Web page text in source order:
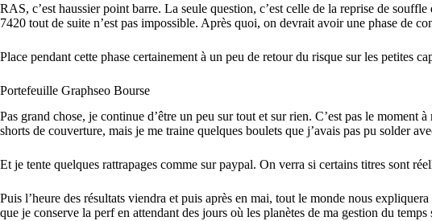
RAS, c’est haussier point barre. La seule question, c’est celle de la reprise de
7420 tout de suite n’est pas impossible. Après quoi, on devrait avoir une phase de
Place pendant cette phase certainement à un peu de retour du risque sur les petites
Portefeuille Graphseo Bourse
Pas grand chose, je continue d’être un peu sur tout et sur rien. C’est pas le
shorts de couverture, mais je me traine quelques boulets que j’avais pas pu solder
Et je tente quelques rattrapages comme sur paypal. On verra si certains titres sont
Puis l’heure des résultats viendra et puis après en mai, tout le monde nous
que je conserve la perf en attendant des jours où les planètes de ma gestion du temps